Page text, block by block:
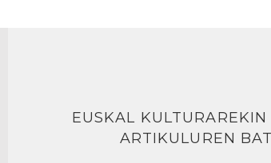
EUSKAL
ARTIKULUREN